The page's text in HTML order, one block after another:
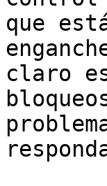
que
claro